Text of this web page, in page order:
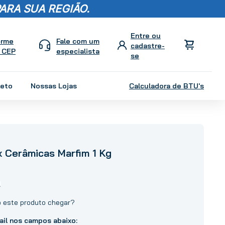
SUA REGIÃO.
Fale com um
especialista
Nossas Lojas Calculadora de BTU's
Marfim 1 Kg